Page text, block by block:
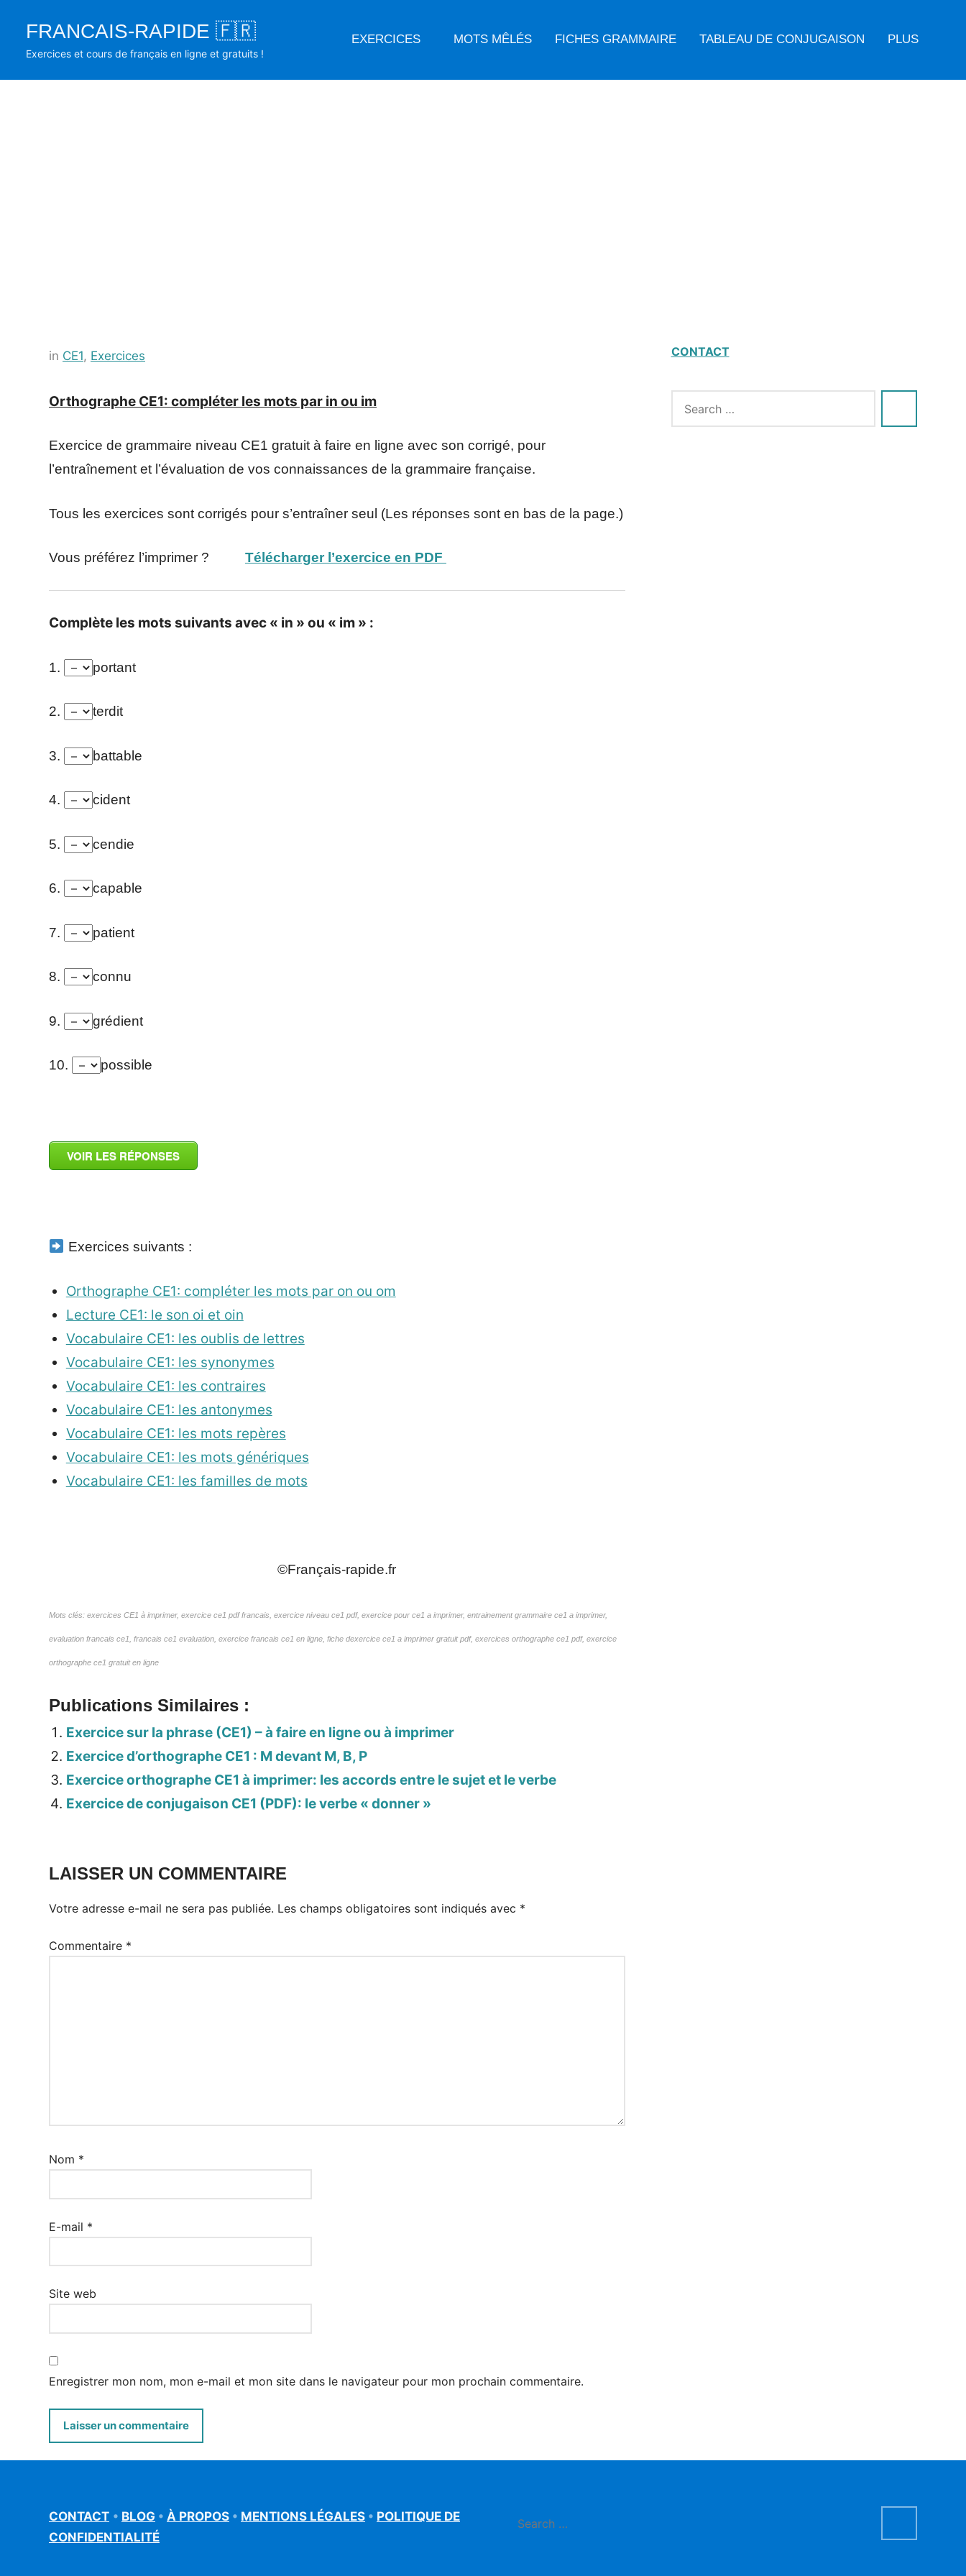
content
FRANCAIS-RAPIDE 🇫🇷
Exercices et cours de français en ligne et gratuits !
EXERCICES MOTS MÊLÉS FICHES GRAMMAIRE TABLEAU DE CONJUGAISON PLUS
Posted
9
2021
by
rapide
in CE1, Exercices
Orthographe CE1: compléter les mots par in ou im
Exercice de grammaire niveau CE1 gratuit à faire en ligne avec son corrigé, pour
l’entraînement et l’évaluation de vos connaissances de la grammaire française.
Tous les exercices sont corrigés pour s’entraîner seul (Les réponses sont en bas de la page.)
Vous préférez l’imprimer ? Télécharger l’exercice en PDF
Complète les mots suivants avec « in » ou « im » :
1. portant
2. terdit
3. battable
4. cident
5. cendie
6. capable
7. patient
8. connu
9. grédient
10. possible
VOIR LES RÉPONSES
Exercices suivants :
Orthographe CE1: compléter les mots par on ou om
Lecture CE1: le son oi et oin
Vocabulaire CE1: les oublis de lettres
Vocabulaire CE1: les synonymes
Vocabulaire CE1: les contraires
Vocabulaire CE1: les antonymes
Vocabulaire CE1: les mots repères
Vocabulaire CE1: les mots génériques
Vocabulaire CE1: les familles de mots
©Français-rapide.fr
Mots clés: exercices CE1 à imprimer, exercice ce1 pdf francais, exercice niveau ce1 pdf, exercice pour ce1 a imprimer, entrainement grammaire ce1 a imprimer,
evaluation francais ce1, francais ce1 evaluation, exercice francais ce1 en ligne, fiche dexercice ce1 a imprimer gratuit pdf, exercices orthographe ce1 pdf, exercice
orthographe ce1 gratuit en ligne
Publications Similaires :
Exercice sur la phrase (CE1) – à faire en ligne ou à imprimer
Exercice d’orthographe CE1 : M devant M, B, P
Exercice orthographe CE1 à imprimer: les accords entre le sujet et le verbe
Exercice de conjugaison CE1 (PDF): le verbe « donner »
LAISSER UN COMMENTAIRE
Votre adresse e-mail ne sera pas publiée. Les champs obligatoires sont indiqués avec *
Commentaire *
Nom *
E-mail *
Site web
Enregistrer mon nom, mon e-mail et mon site dans le navigateur pour mon prochain commentaire.
CONTACT
CONTACT • BLOG • À PROPOS • MENTIONS LÉGALES • POLITIQUE DE
CONFIDENTIALITÉ